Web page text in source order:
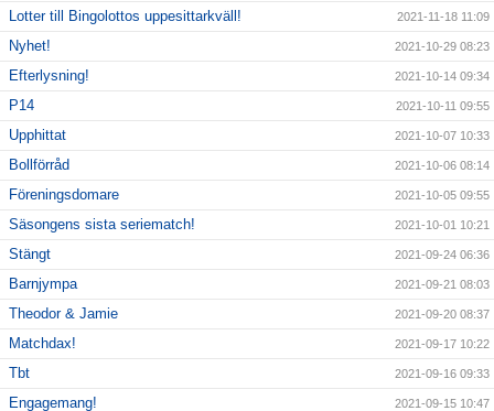
Lotter till Bingolottos uppesittarkväll! 2021-11-18 11:09
Nyhet! 2021-10-29 08:23
Efterlysning! 2021-10-14 09:34
P14 2021-10-11 09:55
Upphittat 2021-10-07 10:33
Bollförråd 2021-10-06 08:14
Föreningsdomare 2021-10-05 09:55
Säsongens sista seriematch! 2021-10-01 10:21
Stängt 2021-09-24 06:36
Barnjympa 2021-09-21 08:03
Theodor & Jamie 2021-09-20 08:37
Matchdax! 2021-09-17 10:22
Tbt 2021-09-16 09:33
Engagemang! 2021-09-15 10:47